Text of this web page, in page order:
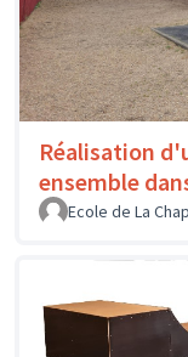
Réalisation
ensemble
Ecole de La